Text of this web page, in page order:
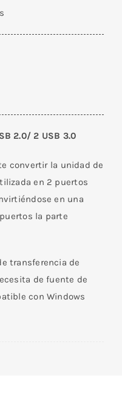
2.0/ 2 USB 3.0
convertir la unidad de
en 2 puertos
en una
la parte
transferencia de
de fuente de
con Windows